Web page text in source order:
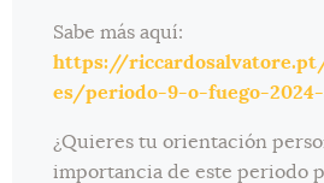
Sabe más aquí:
https://
es/periodo-9-o-fuego-
¿Quieres tu orientación
importancia de este periodo